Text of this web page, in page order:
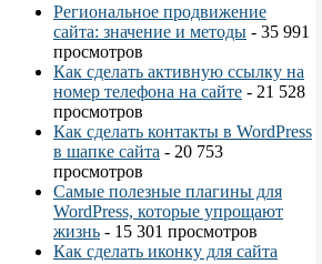
Региональное продвижение
сайта: значение и методы - 35 991
просмотров
Как сделать активную ссылку на
номер телефона на сайте - 21 528
просмотров
Как сделать контакты в WordPress
в шапке сайта - 20 753
просмотров
Самые полезные плагины для
WordPress, которые упрощают
жизнь - 15 301 просмотров
Как сделать иконку для сайта